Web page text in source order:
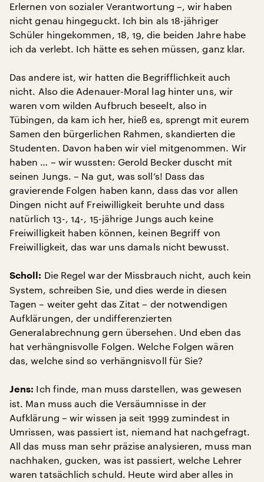
Erlernen von sozialer Verantwortung –, wir haben
nicht genau hingeguckt. Ich bin als 18-jähriger
Schüler hingekommen, 18, 19, die beiden Jahre habe
ich da verlebt. Ich hätte es sehen müssen, ganz klar.
Das andere ist, wir hatten die Begrifflichkeit auch
nicht. Also die Adenauer-Moral lag hinter uns, wir
waren vom wilden Aufbruch beseelt, also in
Tübingen, da kam ich her, hieß es, sprengt mit eurem
Samen den bürgerlichen Rahmen, skandierten die
Studenten. Davon haben wir viel mitgenommen. Wir
haben … – wir wussten: Gerold Becker duscht mit
seinen Jungs. – Na gut, was soll’s! Dass das
gravierende Folgen haben kann, dass das vor allen
Dingen nicht auf Freiwilligkeit beruhte und dass
natürlich 13-, 14-, 15-jährige Jungs auch keine
Freiwilligkeit haben können, keinen Begriff von
Freiwilligkeit, das war uns damals nicht bewusst.
Scholl: Die Regel war der Missbrauch nicht, auch kein
System, schreiben Sie, und dies werde in diesen
Tagen – weiter geht das Zitat – der notwendigen
Aufklärungen, der undifferenzierten
Generalabrechnung gern übersehen. Und eben das
hat verhängnisvolle Folgen. Welche Folgen wären
das, welche sind so verhängnisvoll für Sie?
Jens: Ich finde, man muss darstellen, was gewesen
ist. Man muss auch die Versäumnisse in der
Aufklärung – wir wissen ja seit 1999 zumindest in
Umrissen, was passiert ist, niemand hat nachgefragt.
All das muss man sehr präzise analysieren, muss man
nachhaken, gucken, was ist passiert, welche Lehrer
waren tatsächlich schuld. Heute wird aber alles in